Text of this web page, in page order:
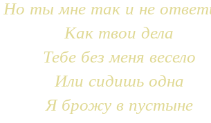
Но ты мне так и не
Как твои дела
Тебе без меня весело
Или сидишь одна
Я брожу в пустыне